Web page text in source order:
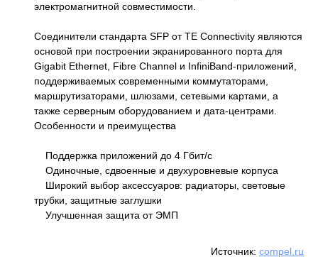
электромагнитной совместимости.
Соединители стандарта SFP от TE Connectivity являются
основой при построении экранированного порта для
Gigabit Ethernet, Fibre Channel и InfiniBand-приложений,
поддерживаемых современными коммутаторами,
маршрутизаторами, шлюзами, сетевыми картами, а
также серверным оборудованием и дата-центрами.
Особенности и преимущества
Поддержка приложений до 4 Гбит/с
Одиночные, сдвоенные и двухуровневые корпуса
Широкий выбор аксессуаров: радиаторы, световые
трубки, защитные заглушки
Улучшенная защита от ЭМП
Источник: compel.ru